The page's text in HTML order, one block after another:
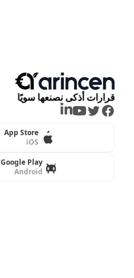
قرارات أذكى نصنعها سويًا
Facebook
Twitter
Youtube
LinkedIn
App Store
iOS
Google Play
Android